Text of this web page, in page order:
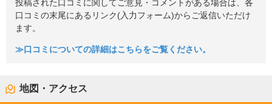
投稿された口コミに関してご意見・コメントがある場合は、各
口コミの末尾にあるリンク(入力フォーム)からご返信いただけ
ます。
≫口コミについての詳細はこちらをご覧ください。
地図・アクセス